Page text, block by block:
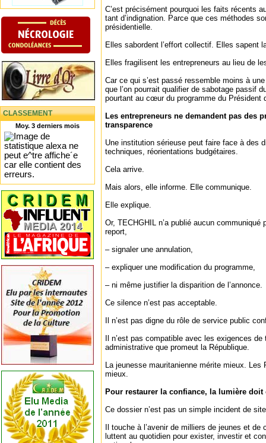
CLASSEMENT
Moy. 3 derniers mois
C’est précisément pourquoi les faits récents
tant d’indignation. Parce que ces méthodes
présidentielle.
Elles sabordent l’effort collectif. Elles sapent
Elles fragilisent les entrepreneurs au lieu de
Car ce qui s’est passé ressemble moins à
que l’on pourrait qualifier de sabotage passif
pourtant au cœur du programme du Président
Les entrepreneurs ne demandent pas des
transparence
Une institution sérieuse peut faire face à des
techniques, réorientations budgétaires.
Cela arrive.
Mais alors, elle informe. Elle communique.
Elle explique.
Or, TECHGHIL n’a publié aucun communiqué
report,
– signaler une annulation,
– expliquer une modification du programme,
– ni même justifier la disparition de l’annonce.
Ce silence n’est pas acceptable.
Il n’est pas digne du rôle de service public
Il n’est pas compatible avec les exigences
administrative que promeut la République.
La jeunesse mauritanienne mérite mieux. Les
mieux.
Pour restaurer la confiance, la lumière doit
Ce dossier n’est pas un simple incident de
Il touche à l’avenir de milliers de jeunes et de
luttent au quotidien pour exister, investir et